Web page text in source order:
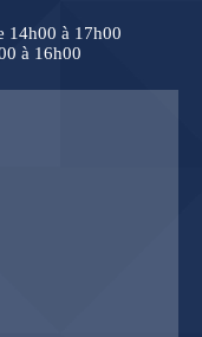
14h00 à 17h00
à 16h00